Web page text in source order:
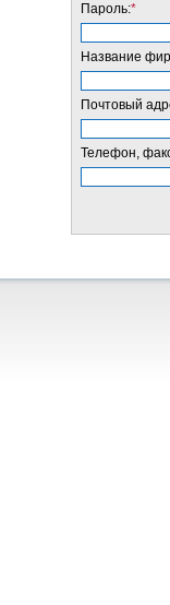
Пароль:*
Название
Почтовый
Телефон,